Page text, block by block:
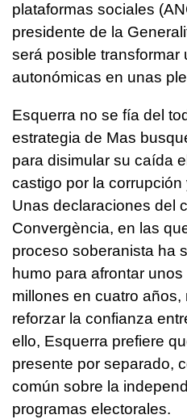
plataformas sociales
presidente de la
será posible transformar
autonómicas en unas
Esquerra no se fía del
estrategia de Mas
para disimular su caída
castigo por la
Unas declaraciones del
Convergència, en las
proceso soberanista ha
humo para afrontar
millones en cuatro
reforzar la confianza
ello, Esquerra prefiere
presente por separado,
común sobre la
programas electorales.